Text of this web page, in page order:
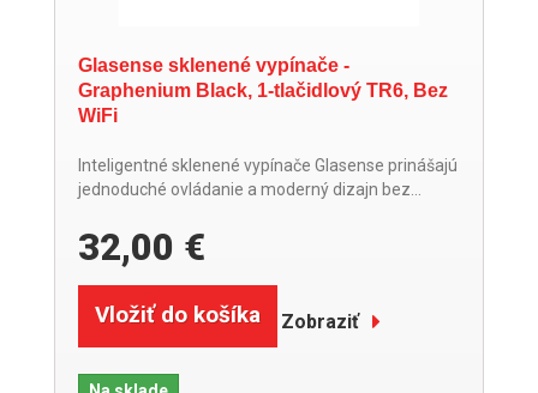
Glasense sklenené vypínače -
Graphenium Black, 1-tlačidlový TR6, Bez
WiFi
Inteligentné sklenené vypínače Glasense prinášajú
jednoduché ovládanie a moderný dizajn bez...
32,00 €
Vložiť do košíka Zobraziť